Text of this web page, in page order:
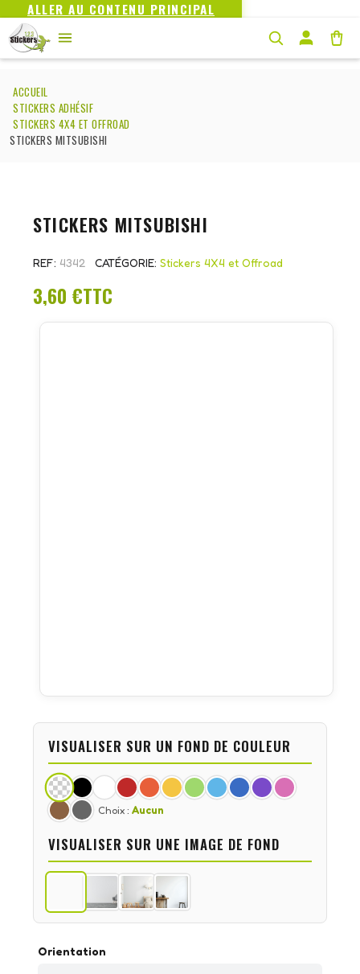
ALLER AU CONTENU PRINCIPAL
ACCUEIL
STICKERS ADHÉSIF
STICKERS 4X4 ET OFFROAD
STICKERS MITSUBISHI
STICKERS MITSUBISHI
REF 4342 CATÉGORIE Stickers 4X4 et Offroad
3,60 €TTC
Orientation
VISUALISER SUR UN FOND DE COULEUR
Choix : Aucun
VISUALISER SUR UNE IMAGE DE FOND